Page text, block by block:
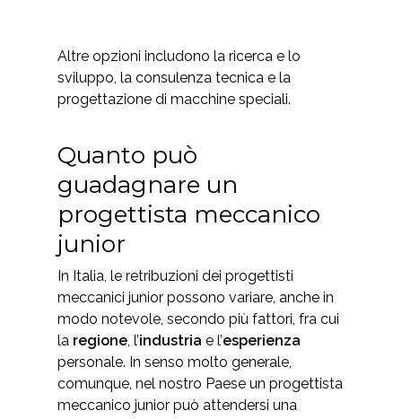
Altre opzioni includono la ricerca e lo
sviluppo, la consulenza tecnica e la
progettazione di macchine speciali.
Quanto può
guadagnare un
progettista meccanico
junior
In Italia, le retribuzioni dei progettisti
meccanici junior possono variare, anche in
modo notevole, secondo più fattori, fra cui
la regione, l’industria e l’esperienza
personale. In senso molto generale,
comunque, nel nostro Paese un progettista
meccanico junior può attendersi una